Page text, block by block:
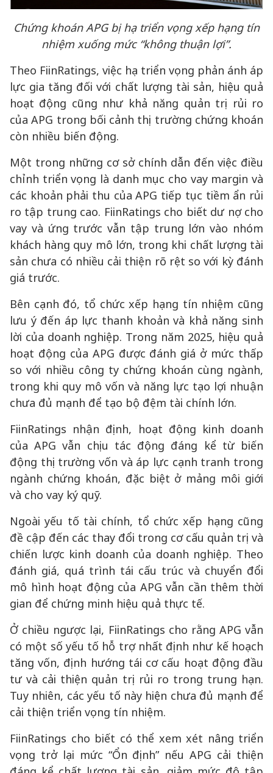
Chứng khoán APG bị hạ triển vọng xếp hạng tín
nhiệm xuống mức “không thuận lợi”.
Theo FiinRatings, việc hạ triển vọng phản ánh áp
lực gia tăng đối với chất lượng tài sản, hiệu quả
hoạt động cũng như khả năng quản trị rủi ro
của APG trong bối cảnh thị trường chứng khoán
còn nhiều biến động.
Một trong những cơ sở chính dẫn đến việc điều
chỉnh triển vọng là danh mục cho vay margin và
các khoản phải thu của APG tiếp tục tiềm ẩn rủi
ro tập trung cao. FiinRatings cho biết dư nợ cho
vay và ứng trước vẫn tập trung lớn vào nhóm
khách hàng quy mô lớn, trong khi chất lượng tài
sản chưa có nhiều cải thiện rõ rệt so với kỳ đánh
giá trước.
Bên cạnh đó, tổ chức xếp hạng tín nhiệm cũng
lưu ý đến áp lực thanh khoản và khả năng sinh
lời của doanh nghiệp. Trong năm 2025, hiệu quả
hoạt động của APG được đánh giá ở mức thấp
so với nhiều công ty chứng khoán cùng ngành,
trong khi quy mô vốn và năng lực tạo lợi nhuận
chưa đủ mạnh để tạo bộ đệm tài chính lớn.
FiinRatings nhận định, hoạt động kinh doanh
của APG vẫn chịu tác động đáng kể từ biến
động thị trường vốn và áp lực cạnh tranh trong
ngành chứng khoán, đặc biệt ở mảng môi giới
và cho vay ký quỹ.
Ngoài yếu tố tài chính, tổ chức xếp hạng cũng
đề cập đến các thay đổi trong cơ cấu quản trị và
chiến lược kinh doanh của doanh nghiệp. Theo
đánh giá, quá trình tái cấu trúc và chuyển đổi
mô hình hoạt động của APG vẫn cần thêm thời
gian để chứng minh hiệu quả thực tế.
Ở chiều ngược lại, FiinRatings cho rằng APG vẫn
có một số yếu tố hỗ trợ nhất định như kế hoạch
tăng vốn, định hướng tái cơ cấu hoạt động đầu
tư và cải thiện quản trị rủi ro trong trung hạn.
Tuy nhiên, các yếu tố này hiện chưa đủ mạnh để
cải thiện triển vọng tín nhiệm.
FiinRatings cho biết có thể xem xét nâng triển
vọng trở lại mức “Ổn định” nếu APG cải thiện